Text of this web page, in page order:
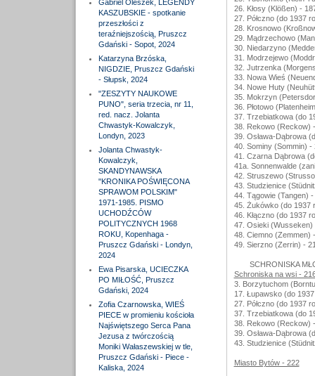
Gabriel Oleszek, LEGENDY
KASZUBSKIE - spotkanie
przeszłości z
teraźniejszością, Pruszcz
Gdański - Sopot, 2024
Katarzyna Brzóska,
NIGDZIE, Pruszcz Gdański
- Słupsk, 2024
"ZESZYTY NAUKOWE
PUNO", seria trzecia, nr 11,
red. nacz. Jolanta
Chwastyk-Kowalczyk,
Londyn, 2023
Jolanta Chwastyk-
Kowalczyk,
SKANDYNAWSKA
"KRONIKA POŚWIĘCONA
SPRAWOM POLSKIM"
1971-1985. PISMO
UCHODŹCÓW
POLITYCZNYCH 1968
ROKU, Kopenhaga -
Pruszcz Gdański - Londyn,
2024
Ewa Pisarska, UCIECZKA
PO MIŁOŚĆ, Pruszcz
Gdański, 2024
Zofia Czarnowska, WIEŚ
PIECE w promieniu kościoła
Najświętszego Serca Pana
Jezusa z twórczością
Moniki Wałaszewskiej w tle,
Pruszcz Gdański - Piece -
Kaliska, 2024
26. Kłosy (Klößen) -
27. Półczno (do 1937
28. Krosnowo
29. Mądrzechowo
30. Niedarzyno
31. Modrzejewo
32. Jutrzenka
33. Nowa Wieś
34. Nowe Huty
35. Mokrzyn
36. Płotowo
37. Trzebiatkowa (do
38. Rekowo (Reckow)
39. Osława-Dąbrowa
40. Sominy (Sommin) -
41. Czarna Dąbrowa
41a. Sonnenwalde
42. Struszewo
43. Studzienice
44. Tągowie (Tangen) -
45. Żukówko (do 1937
46. Kłączno (do 1937
47. Osieki (Wusseken)
48. Ciemno (Zemmen)
49. Sierzno (Zerrin) -
SCHRONISKA
Schroniska na wsi -
3. Borzytuchom
17. Łupawsko (do
27. Półczno (do 1937
37. Trzebiatkowa (do
38. Rekowo (Reckow)
39. Osława-Dąbrowa
43. Studzienice
Miasto Bytów - 222